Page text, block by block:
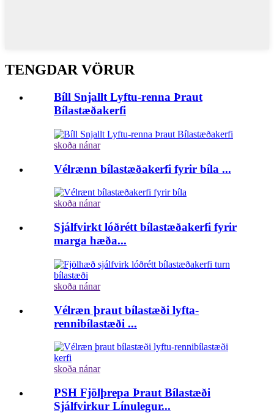
TENGDAR VÖRUR
Bíll Snjallt Lyftu-renna Þraut
Bílastæðakerfi
skoða nánar
Vélrænn bílastæðakerfi fyrir bíla ...
skoða nánar
Sjálfvirkt lóðrétt bílastæðakerfi fyrir
marga hæða...
skoða nánar
Vélræn þraut bílastæði lyfta-
rennibílastæði ...
skoða nánar
PSH Fjölþrepa Þraut Bílastæði
Sjálfvirkur Línulegur...